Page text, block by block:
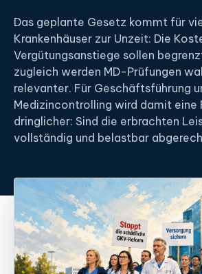
Das geplante Gesetz kommt für
Krankenhäuser zur Unzeit: Die
Vergütungsanstiege sollen
zugleich werden MD-Prüfungen
relevanter. Für Geschäftsführung
Medizincontrolling wird damit eine
dringlicher: Sind die erbrachten
vollständig und belastbar